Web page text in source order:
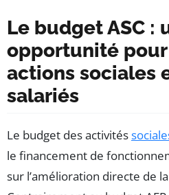
Le budget ASC :
opportunité
actions sociales
salariés
Le budget des activités
le financement de
sur l’amélioration directe de